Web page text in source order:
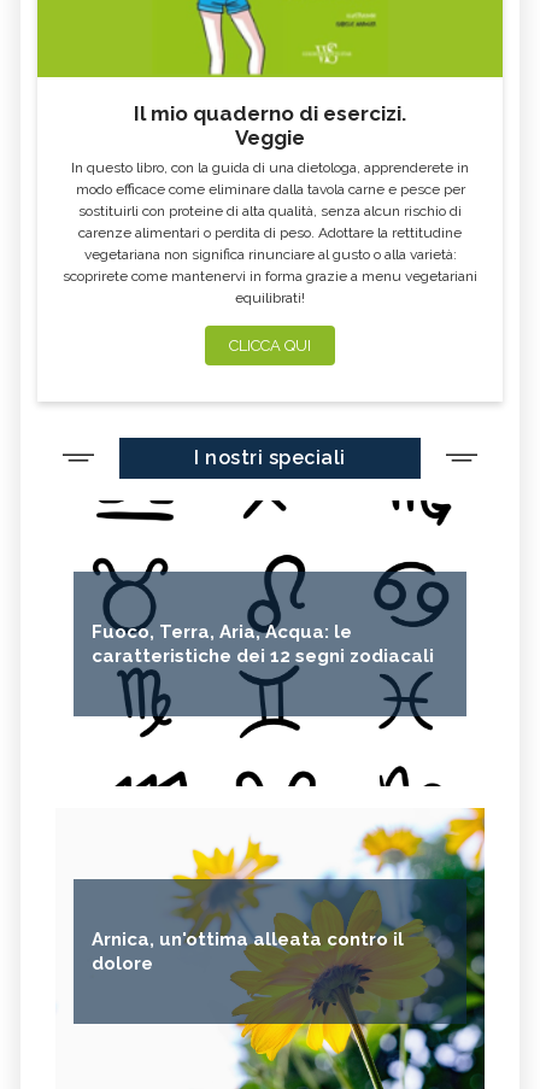
Il mio quaderno di esercizi.
Veggie
In questo libro, con la guida di una dietologa, apprenderete in
modo efficace come eliminare dalla tavola carne e pesce per
sostituirli con proteine di alta qualità, senza alcun rischio di
carenze alimentari o perdita di peso. Adottare la rettitudine
vegetariana non significa rinunciare al gusto o alla varietà:
scoprirete come mantenervi in forma grazie a menu vegetariani
equilibrati!
CLICCA QUI
I nostri speciali
Fuoco, Terra, Aria, Acqua: le
caratteristiche dei 12 segni zodiacali
Arnica, un'ottima alleata contro il
dolore